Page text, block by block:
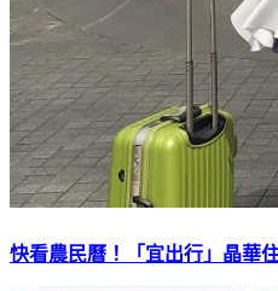
快看農民曆！「宜出行」晶華